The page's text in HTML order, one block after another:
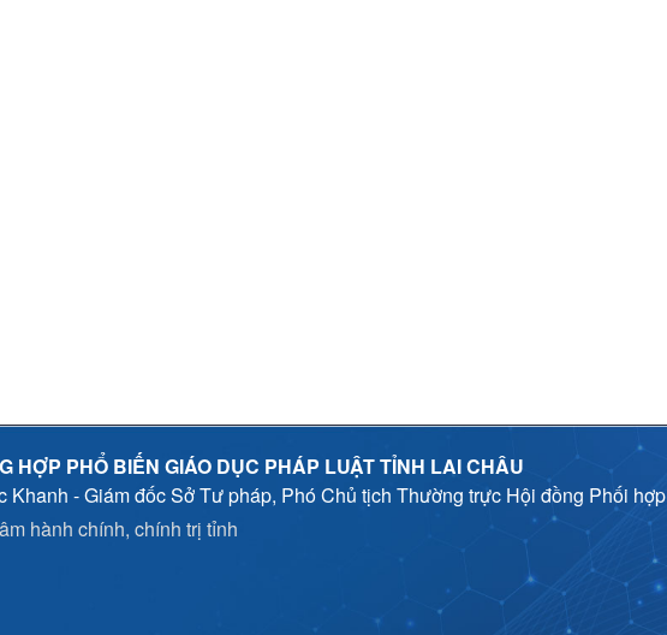
HỢP PHỔ BIẾN GIÁO DỤC PHÁP LUẬT TỈNH LAI CHÂU
Khanh - Giám đốc Sở Tư pháp, Phó Chủ tịch Thường trực Hội đồng Phối
hành chính, chính trị tỉnh